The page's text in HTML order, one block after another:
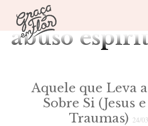
Um espaço seguro onde
Livros Carrinho
Tag
abuso
Aquele que Leva
Sobre Si (Jesus
Traumas) 24/